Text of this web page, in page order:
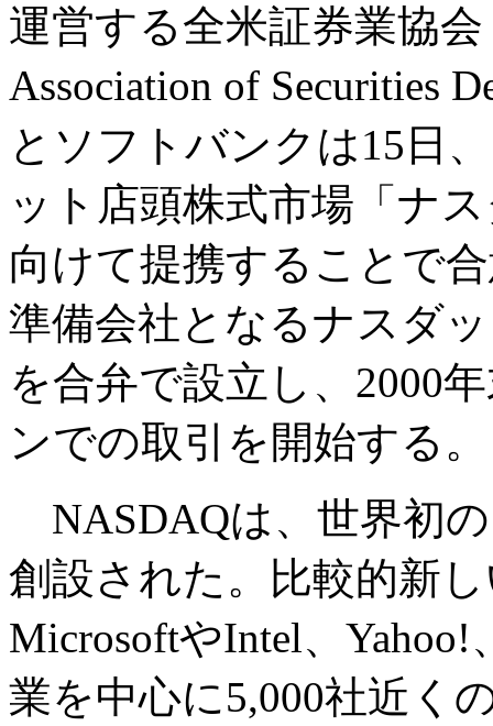
運営する全米証券業協会
Association of Securities
とソフトバンクは15日
ット店頭株式市場「ナ
向けて提携することで
準備会社となるナスダ
を合弁で設立し、2000
ンでの取引を開始する。
NASDAQは、世界初
創設された。比較的新
MicrosoftやIntel、
業を中心に5,000社近く